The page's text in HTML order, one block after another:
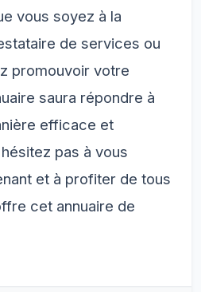
vous soyez à la
de services ou
promouvoir votre
saura répondre à
efficace et
pas à vous
et à profiter de tous
cet annuaire de